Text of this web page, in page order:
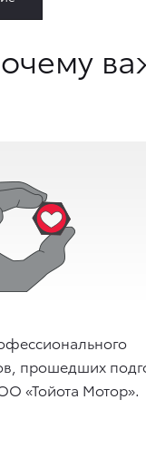
прошедших
«Тойота Мотор».